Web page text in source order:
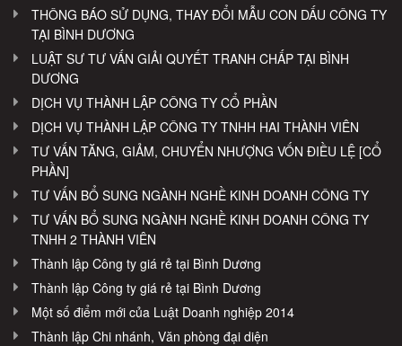
THÔNG BÁO SỬ DỤNG, THAY ĐỔI MẪU CON DẤU CÔNG TY
TẠI BÌNH DƯƠNG
LUẬT SƯ TƯ VẤN GIẢI QUYẾT TRANH CHẤP TẠI BÌNH
DƯƠNG
DỊCH VỤ THÀNH LẬP CÔNG TY CỔ PHẦN
DỊCH VỤ THÀNH LẬP CÔNG TY TNHH HAI THÀNH VIÊN
TƯ VẤN TĂNG, GIẢM, CHUYỂN NHƯỢNG VỐN ĐIỀU LỆ [CỔ
PHẦN]
TƯ VẤN BỔ SUNG NGÀNH NGHỀ KINH DOANH CÔNG TY
TƯ VẤN BỔ SUNG NGÀNH NGHỀ KINH DOANH CÔNG TY
TNHH 2 THÀNH VIÊN
Thành lập Công ty giá rẻ tại Bình Dương
Thành lập Công ty giá rẻ tại Bình Dương
Một số điểm mới của Luật Doanh nghiệp 2014
Thành lập Chi nhánh, Văn phòng đại diện